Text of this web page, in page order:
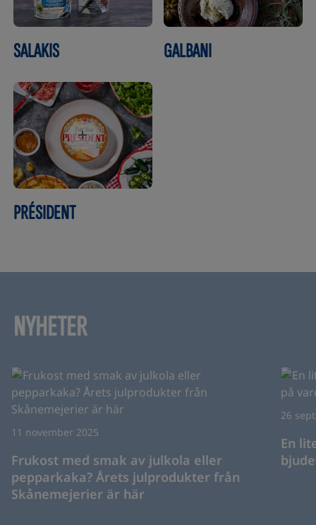
SALAKIS GALBANI
PRÉSIDENT
NYHETER
11 november 2025
Frukost med smak av julkola eller
pepparkaka? Årets julprodukter från
Skånemejerier är här
26
En